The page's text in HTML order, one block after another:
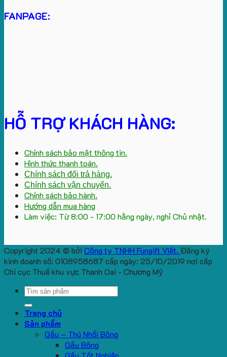
FANPAGE:
HỖ TRỢ KHÁCH HÀNG:
Chính sách bảo mật thông tin.
Hình thức thanh toán.
Chính sách đổi trả hàng.
Chính sách vận chuyển.
Chính sách bảo hành.
Hướng dẫn mua hàng
Làm việc: Từ 8:00 - 17:00 hằng ngày, nghỉ Chủ nhật.
Copyright 2024 © bởi Công ty TNHH Fungift Việt. Đăng ký
kinh doanh số: 0108958687 cấp ngày: 25/10/2019 nơi cấp
Chi cục Thuế khu vực Thanh Oai - Chương Mỹ
Search
Trang chủ
Sản phẩm
Gấu – Thú Nhồi Bông
Gấu Bông